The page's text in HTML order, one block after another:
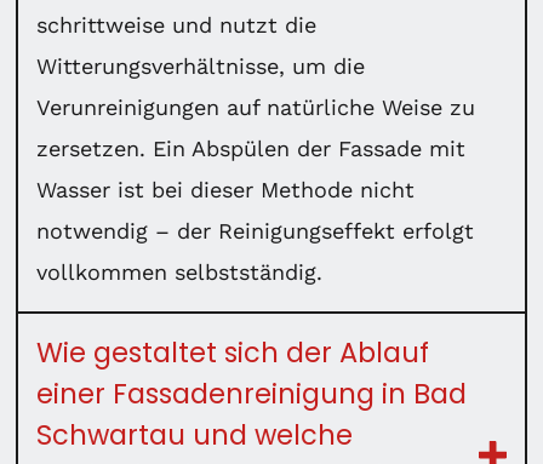
schrittweise und nutzt die
Witterungsverhältnisse, um die
Verunreinigungen auf natürliche Weise zu
zersetzen. Ein Abspülen der Fassade mit
Wasser ist bei dieser Methode nicht
notwendig – der Reinigungseffekt erfolgt
vollkommen selbstständig.
Wie gestaltet sich der Ablauf
einer Fassadenreinigung in Bad
Schwartau und welche